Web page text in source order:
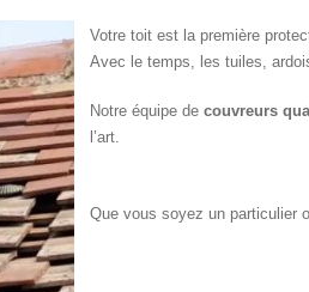
Votre toit est la première
Avec le temps, les tuiles,
Notre équipe de couvreurs
l’art.
Que vous soyez un particulier